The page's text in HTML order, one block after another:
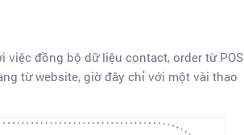
đồng bộ dữ liệu contact, order từ POS
từ website, giờ đây chỉ với một vài thao